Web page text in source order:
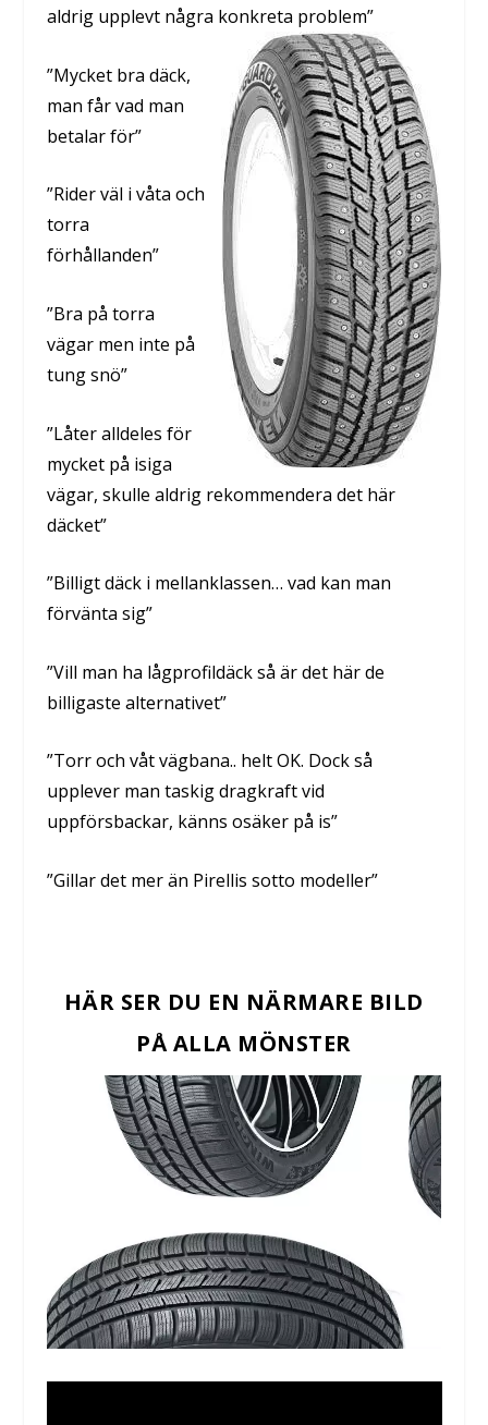
aldrig upplevt några konkreta problem”
”Mycket bra däck,
man får vad man
betalar för”
”Rider väl i våta och
torra
förhållanden”
”Bra på torra
vägar men inte på
tung snö”
”Låter alldeles för
mycket på isiga
vägar, skulle aldrig rekommendera det här
däcket”
”Billigt däck i mellanklassen… vad kan man
förvänta sig”
”Vill man ha lågprofildäck så är det här de
billigaste alternativet”
”Torr och våt vägbana.. helt OK. Dock så
upplever man taskig dragkraft vid
uppförsbackar, känns osäker på is”
”Gillar det mer än Pirellis sotto modeller”
HÄR SER DU EN NÄRMARE BILD
PÅ ALLA MÖNSTER